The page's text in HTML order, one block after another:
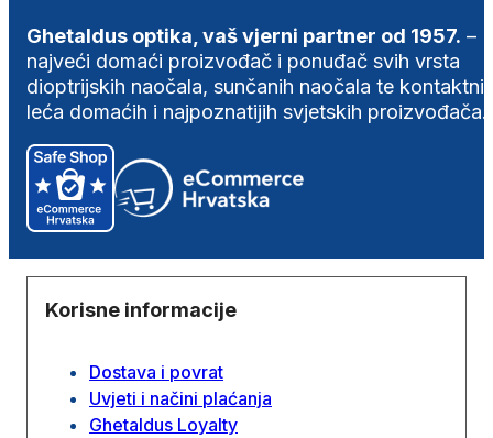
Ghetaldus optika, vaš vjerni partner od 1957. –
najveći domaći proizvođač i ponuđač svih vrsta
dioptrijskih naočala, sunčanih naočala te
leća domaćih i najpoznatijih svjetskih proizvođača.
Korisne informacije
Dostava i povrat
Uvjeti i načini plaćanja
Ghetaldus Loyalty